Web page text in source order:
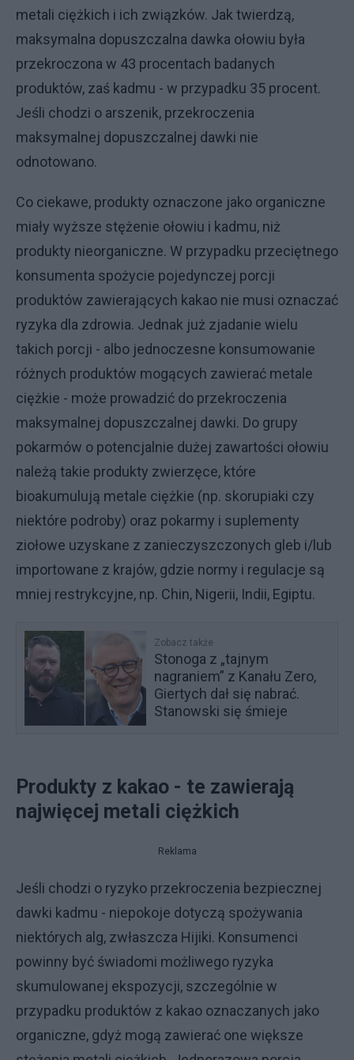
metali ciężkich i ich związków. Jak twierdzą,
maksymalna dopuszczalna dawka ołowiu była
przekroczona w 43 procentach badanych
produktów, zaś kadmu - w przypadku 35 procent.
Jeśli chodzi o arszenik, przekroczenia
maksymalnej dopuszczalnej dawki nie
odnotowano.
Co ciekawe, produkty oznaczone jako organiczne
miały wyższe stężenie ołowiu i kadmu, niż
produkty nieorganiczne. W przypadku przeciętnego
konsumenta spożycie pojedynczej porcji
produktów zawierających kakao nie musi oznaczać
ryzyka dla zdrowia. Jednak już zjadanie wielu
takich porcji - albo jednoczesne konsumowanie
różnych produktów mogących zawierać metale
ciężkie - może prowadzić do przekroczenia
maksymalnej dopuszczalnej dawki. Do grupy
pokarmów o potencjalnie dużej zawartości ołowiu
należą takie produkty zwierzęce, które
bioakumulują metale ciężkie (np. skorupiaki czy
niektóre podroby) oraz pokarmy i suplementy
ziołowe uzyskane z zanieczyszczonych gleb i/lub
importowane z krajów, gdzie normy i regulacje są
mniej restrykcyjne, np. Chin, Nigerii, Indii, Egiptu.
Zobacz także
Stonoga z „tajnym
nagraniem” z Kanału Zero,
Giertych dał się nabrać.
Stanowski się śmieje
Produkty z kakao - te zawierają
najwięcej metali ciężkich
Reklama
Jeśli chodzi o ryzyko przekroczenia bezpiecznej
dawki kadmu - niepokoje dotyczą spożywania
niektórych alg, zwłaszcza Hijiki. Konsumenci
powinny być świadomi możliwego ryzyka
skumulowanej ekspozycji, szczególnie w
przypadku produktów z kakao oznaczanych jako
organiczne, gdyż mogą zawierać one większe